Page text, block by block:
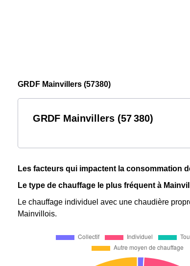
GRDF Mainvillers (57380)
GRDF Mainvillers (57 380)
Les facteurs qui impactent la consommation
Le type de chauffage le plus fréquent à
Le chauffage individuel avec une chaudière
Mainvillois.